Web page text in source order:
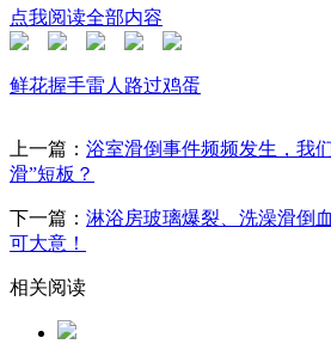
点我阅读全部内容
鲜花握手雷人 路过鸡蛋
上一篇： 浴室滑倒事件频频发生，我
滑”短板？
下一篇： 淋浴房玻璃爆裂、洗澡滑
可大意！
相关阅读